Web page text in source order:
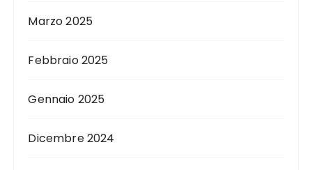
Marzo 2025
Febbraio 2025
Gennaio 2025
Dicembre 2024